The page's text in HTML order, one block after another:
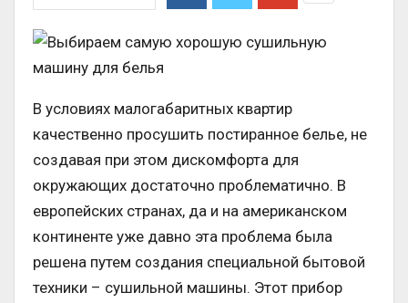
В условиях малогабаритных квартир
качественно просушить постиранное белье, не
создавая при этом дискомфорта для
окружающих достаточно проблематично. В
европейских странах, да и на американском
континенте уже давно эта проблема была
решена путем создания специальной бытовой
техники – сушильной машины. Этот прибор